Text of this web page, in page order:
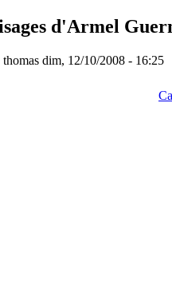
d'Armel
thomas dim, 12/10/2008 - 16:25